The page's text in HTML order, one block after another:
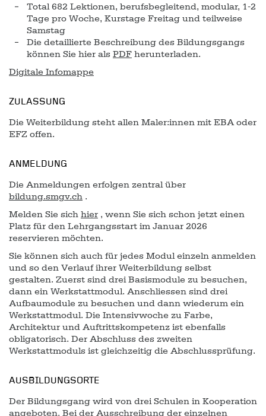
Total 682 Lektionen, berufsbegleitend, modular, 1-2
Tage pro Woche, Kurstage Freitag und teilweise
Samstag
Die detaillierte Beschreibung des Bildungsgangs
können Sie hier als PDF herunterladen.
Digitale Infomappe
ZULASSUNG
Die Weiterbildung steht allen Maler:innen mit EBA oder
EFZ offen.
ANMELDUNG
Die Anmeldungen erfolgen zentral über
bildung.smgv.ch .
Melden Sie sich hier , wenn Sie sich schon jetzt einen
Platz für den Lehrgangsstart im Januar 2026
reservieren möchten.
Sie können sich auch für jedes Modul einzeln anmelden
und so den Verlauf ihrer Weiterbildung selbst
gestalten. Zuerst sind drei Basismodule zu besuchen,
dann ein Werkstattmodul. Anschliessen sind drei
Aufbaumodule zu besuchen und dann wiederum ein
Werkstattmodul. Die Intensivwoche zu Farbe,
Architektur und Auftrittskompetenz ist ebenfalls
obligatorisch. Der Abschluss des zweiten
Werkstattmoduls ist gleichzeitig die Abschlussprüfung.
AUSBILDUNGSORTE
Der Bildungsgang wird von drei Schulen in Kooperation
angeboten. Bei der Ausschreibung der einzelnen